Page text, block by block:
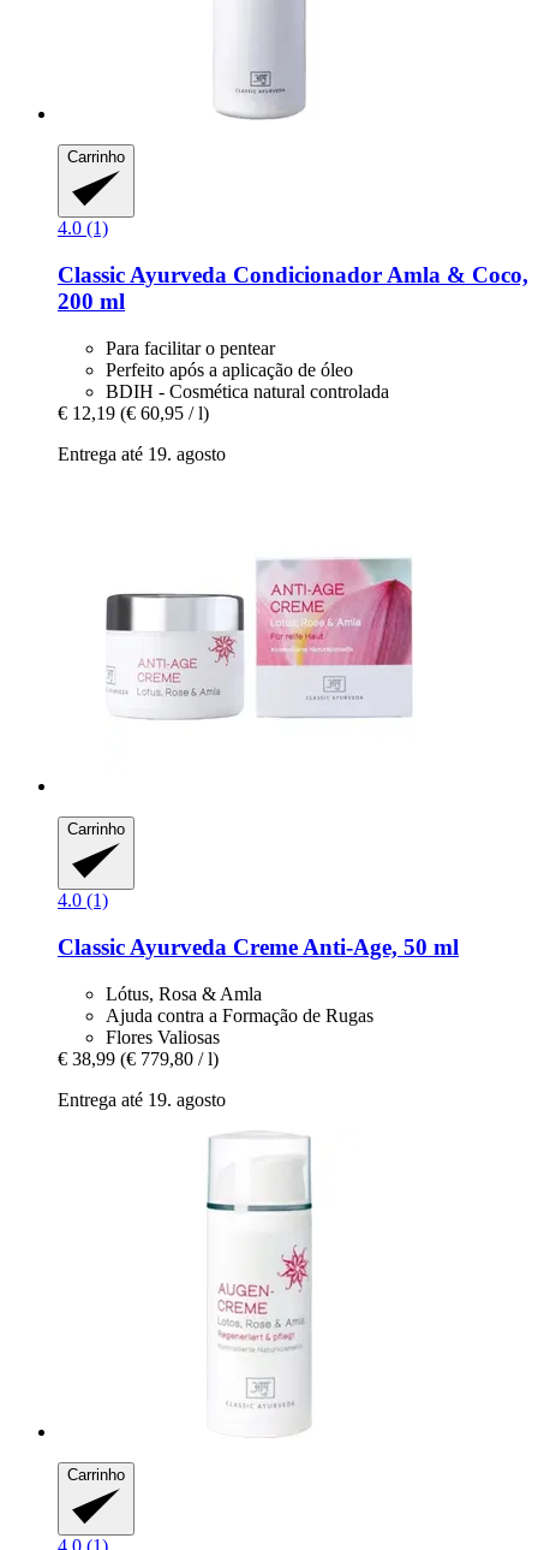
Carrinho
4.0 (1)
Classic Ayurveda Condicionador Amla & Coco,
200 ml
Para facilitar o pentear
Perfeito após a aplicação de óleo
BDIH - Cosmética natural controlada
€ 12,19 (€ 60,95 / l)
Entrega até 19. agosto
Carrinho
4.0 (1)
Classic Ayurveda Creme Anti-​Age, 50 ml
Lótus, Rosa & Amla
Ajuda contra a Formação de Rugas
Flores Valiosas
€ 38,99 (€ 779,80 / l)
Entrega até 19. agosto
Carrinho
4.0 (1)